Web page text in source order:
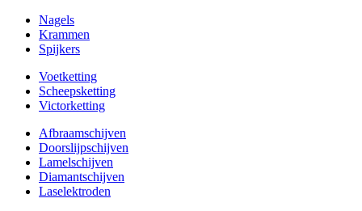
Nagels
Krammen
Spijkers
Voetketting
Scheepsketting
Victorketting
Afbraamschijven
Doorslijpschijven
Lamelschijven
Diamantschijven
Laselektroden